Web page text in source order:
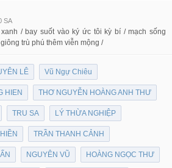
SA
/ bay suốt vào ký ức tôi kỳ bí / mạch sống
trù phú thêm viễn mộng /
LÊ Vũ Ngự Chiêu
HIEN THƠ NGUYỄN HOÀNG ANH THƯ
TRU SA LÝ THỪA NGHIỆP
TRẦN THANH CẢNH
NGUYÊN VŨ HOÀNG NGỌC THƯ